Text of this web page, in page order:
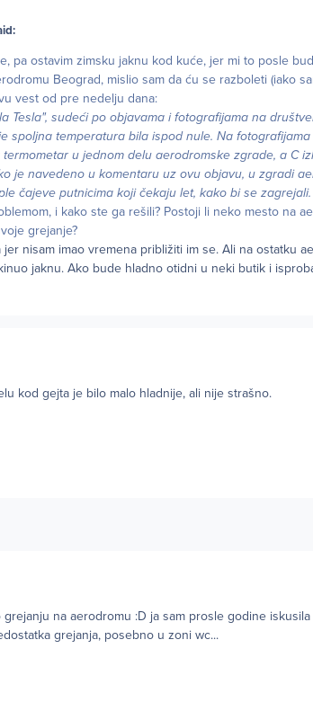
pa ostavim zimsku jaknu kod kuće, jer mi to posle
Beograd, mislio sam da ću se razboleti (iako
vest od pre nedelju dana:
Tesla", sudeći po objavama i fotografijama na
spoljna temperatura bila ispod nule. Na
u jednom delu aerodromske zgrade, a C
je navedeno u komentaru uz ovu objavu, u zgradi
čajeve putnicima koji čekaju let, kako bi se zagrejali.
i kako ste ga rešili? Postoji li neko mesto na
grejanje?
nisam imao vremena približiti im se. Ali na ostatku
jaknu. Ako bude hladno otidni u neki butik i
kod gejta je bilo malo hladnije, ali nije strašno.
na aerodromu :D ja sam prosle godine iskusila
grejanja, posebno u zoni wc...